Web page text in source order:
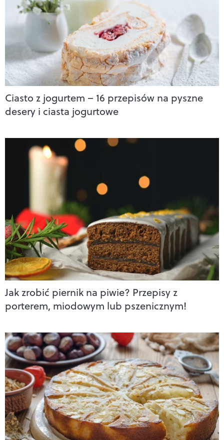
Ciasto z jogurtem – 16 przepisów na pyszne
desery i ciasta jogurtowe
Jak zrobić piernik na piwie? Przepisy z
porterem, miodowym lub pszenicznym!